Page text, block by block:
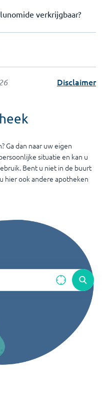
verkrijgbaar?
Disclaimer
Ga dan naar uw eigen
situatie en kan u
Bent u niet in de buurt
hier ook andere apotheken